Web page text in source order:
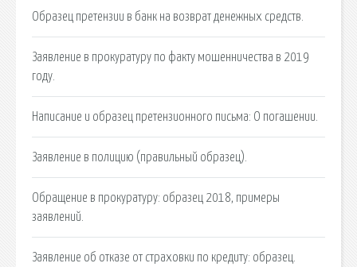
Образец претензии в банк на возврат денежных средств.
Заявление в прокуратуру по факту мошенничества в 2019
году.
Написание и образец претензионного письма: О погашении.
Заявление в полицию (правильный образец).
Обращение в прокуратуру: образец 2018, примеры
заявлений.
Заявление об отказе от страховки по кредиту: образец.